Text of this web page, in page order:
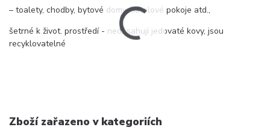
– toalety, chodby, bytové domy, hotelové pokoje atd.,
šetrné k život. prostředí - neobsahují jedovaté kovy, jsou
recyklovatelné
Zboží zařazeno v kategoriích